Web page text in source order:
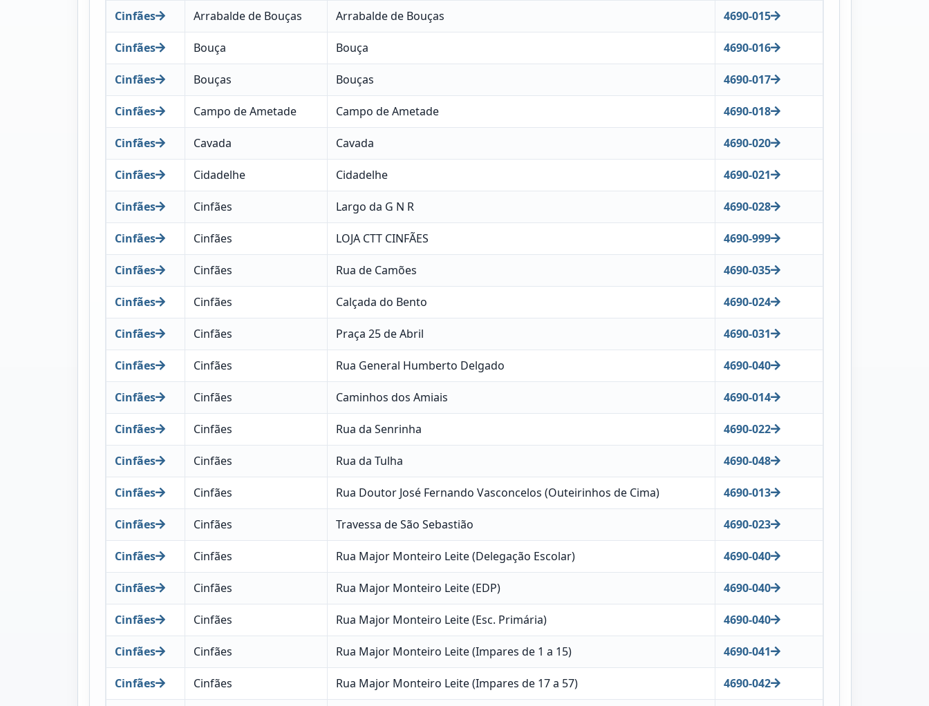
Cinfães Arrabalde de Bouças Arrabalde de Bouças 4690-015
Cinfães Bouça Bouça 4690-016
Cinfães Bouças Bouças 4690-017
Cinfães Campo de Ametade Campo de Ametade 4690-018
Cinfães Cavada Cavada 4690-020
Cinfães Cidadelhe Cidadelhe 4690-021
Cinfães Cinfães Largo da G N R 4690-028
Cinfães Cinfães LOJA CTT CINFÃES 4690-999
Cinfães Cinfães Rua de Camões 4690-035
Cinfães Cinfães Calçada do Bento 4690-024
Cinfães Cinfães Praça 25 de Abril 4690-031
Cinfães Cinfães Rua General Humberto Delgado 4690-040
Cinfães Cinfães Caminhos dos Amiais 4690-014
Cinfães Cinfães Rua da Senrinha 4690-022
Cinfães Cinfães Rua da Tulha 4690-048
Cinfães Cinfães Rua Doutor José Fernando Vasconcelos (Outeirinhos de Cima) 4690-013
Cinfães Cinfães Travessa de São Sebastião 4690-023
Cinfães Cinfães Rua Major Monteiro Leite (Delegação Escolar) 4690-040
Cinfães Cinfães Rua Major Monteiro Leite (EDP) 4690-040
Cinfães Cinfães Rua Major Monteiro Leite (Esc. Primária) 4690-040
Cinfães Cinfães Rua Major Monteiro Leite (Impares de 1 a 15) 4690-041
Cinfães Cinfães Rua Major Monteiro Leite (Impares de 17 a 57) 4690-042